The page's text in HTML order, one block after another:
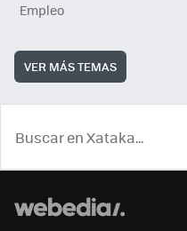
Empleo
VER MÁS TEMAS